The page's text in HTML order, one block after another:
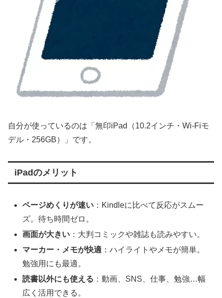
自分が使っているのは「無印iPad（10.2インチ・Wi-Fiモ
デル・256GB）」です。
iPadのメリット
ページめくりが速い ：Kindleに比べて反応がスムー
ズ。待ち時間ゼロ。
画面が大きい ：大判コミックや雑誌も読みやすい。
マーカー・メモが快適 ：ハイライトやメモが簡単。
勉強用にも最適。
読書以外にも使える ：動画、SNS、仕事、勉強…幅
広く活用できる。